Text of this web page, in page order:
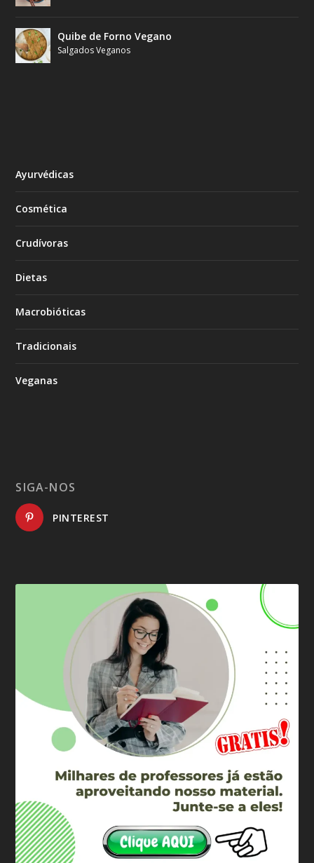
Quibe de Forno Vegano
Salgados Veganos
Ayurvédicas
Cosmética
Crudívoras
Dietas
Macrobióticas
Tradicionais
Veganas
SIGA-NOS
PINTEREST